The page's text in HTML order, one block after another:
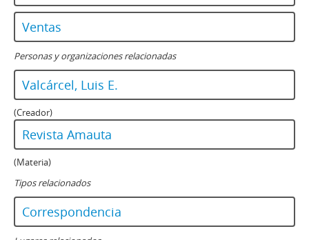
Ventas
Personas y organizaciones relacionadas
Valcárcel, Luis E.
(Creador)
Revista Amauta
(Materia)
Tipos relacionados
Correspondencia